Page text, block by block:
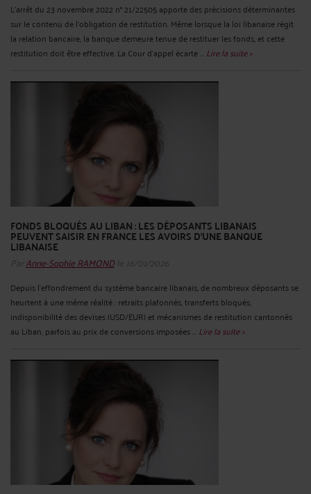
L’arrêt du 23 novembre 2022 n° 21/22505 apporte des précisions déterminantes
sur le contenu de l’obligation de restitution. Même lorsque la loi libanaise régit
la relation bancaire, la banque demeure tenue de restituer les fonds, et cette
restitution doit être effective. La Cour d’appel écarte ... Lire la suite >
FONDS BLOQUÉS AU LIBAN : LES DÉPOSANTS LIBANAIS
PEUVENT SAISIR EN FRANCE LES AVOIRS D’UNE BANQUE
LIBANAISE
ParAnne-Sophie RAMONDle 16/01/2026
Depuis l’effondrement du système bancaire libanais, de nombreux déposants se
heurtent à une même réalité : retraits plafonnés, transferts bloqués,
indisponibilité des devises (USD/EUR) et mécanismes de restitution cantonnés
au Liban, parfois au prix de conversions imposées ... Lire la suite >